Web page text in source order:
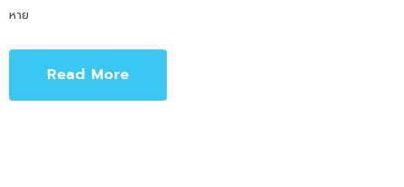
หาย
Read More